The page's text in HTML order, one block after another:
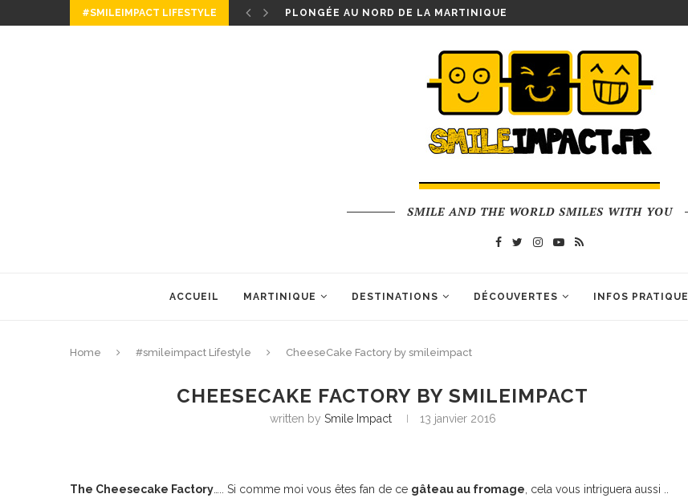
#SMILEIMPACT LIFESTYLE CHEESECAKE FACTORY BY SMILEIMPACT
SMILE AND THE WORLD SMILES WITH YOU
ACCUEIL MARTINIQUE DESTINATIONS DÉCOUVERTES INFOS PRATIQUE
Home #smileimpact Lifestyle CheeseCake Factory by smileimpact
CHEESECAKE FACTORY BY SMILEIMPACT
written by Smile Impact 13 janvier 2016
The Cheesecake Factory ….. Si comme moi vous êtes fan de ce gâteau au fromage , cela vous intriguera aussi ..